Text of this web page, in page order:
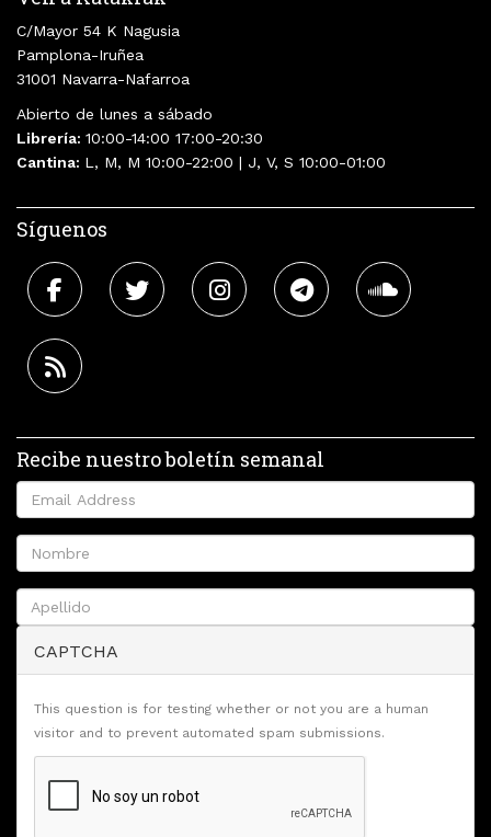
C/Mayor 54 K Nagusia
Pamplona-Iruñea
31001 Navarra-Nafarroa
Abierto de lunes a sábado
Librería: 10:00-14:00 17:00-20:30
Cantina: L, M, M 10:00-22:00 | J, V, S 10:00-01:00
Síguenos
Recibe nuestro boletín semanal
CAPTCHA
This question is for testing whether or not you are a human
visitor and to prevent automated spam submissions.